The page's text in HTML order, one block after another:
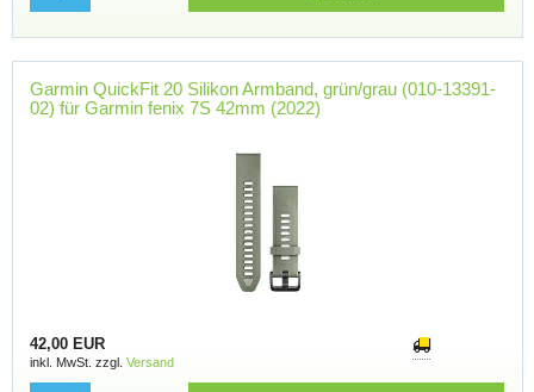
Garmin QuickFit 20 Silikon Armband, grün/grau (010-13391-
02) für Garmin fenix 7S 42mm (2022)
42,00 EUR
inkl. MwSt. zzgl. Versand